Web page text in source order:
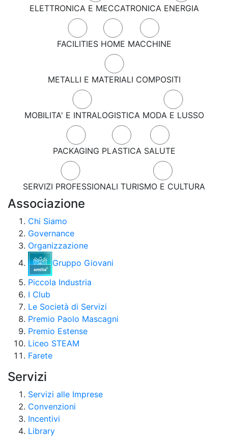
ELETTRONICA E MECCATRONICA ENERGIA
FACILITIES HOME MACCHINE
METALLI E MATERIALI COMPOSITI
MOBILITA' E INTRALOGISTICA MODA E LUSSO
PACKAGING PLASTICA SALUTE
SERVIZI PROFESSIONALI TURISMO E CULTURA
Associazione
Chi Siamo
Governance
Organizzazione
Gruppo Giovani
Piccola Industria
I Club
Le Società di Servizi
Premio Paolo Mascagni
Premio Estense
Liceo STEAM
Farete
Servizi
Servizi alle Imprese
Convenzioni
Incentivi
Library